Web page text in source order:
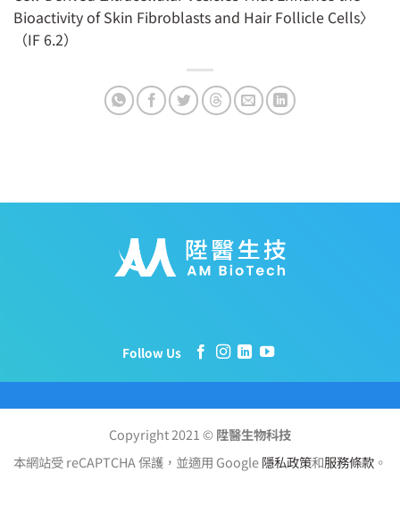
Bioactivity of Skin Fibroblasts and Hair Follicle Cells〉
（IF 6.2）
Follow Us
Copyright 2021 © 陞醫生物科技
本網站受 reCAPTCHA 保護，並適用 Google隱私政策和服務條款 。